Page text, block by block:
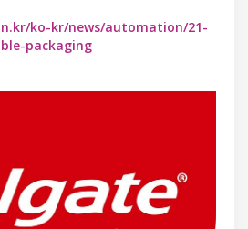
ko-kr/news/automation/21-
packaging